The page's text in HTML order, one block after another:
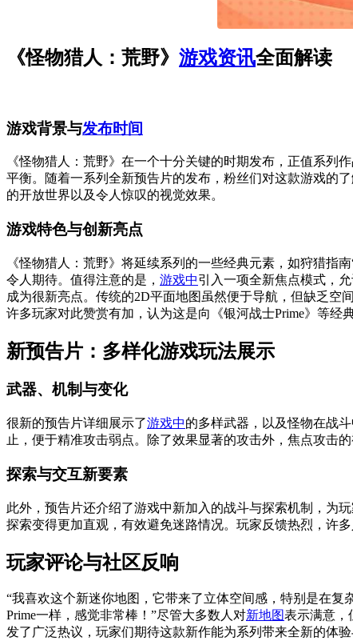
《怪物猎人：荒野》 游戏资讯全面解读
游戏背景与发布时间
《怪物猎人：荒野》在一个十分关键的时期发布，正值系
平衡。随着一系列全新预告片的发布，粉丝们对这款游戏的
的开放世界以及令人惊叹的视觉效果。
游戏特色与创新亮点
《怪物猎人：荒野》将延续系列的一些经典元素，如狩猎指
令人期待。值得注意的是， 游戏中引入一项全新焦点模式，
成为很新亮点。传统的2D平面地图虽然便于导航，但缺乏空
许多玩家对此赞赏有加，认为这是向《银河战士Prime》等经
新预告片：多样化游戏玩法展示
武器、机制与变化
很新的预告片详细展示了游戏中的多样武器，以及怪物在战
止，便于精准攻击弱点。除了效果显著的攻击外，焦点攻击
探索与交互新要素
此外，预告片还介绍了游戏中新加入的战斗与探索机制，为
探索变得更加直观，有效避免迷路情况。玩家反馈热烈，许
玩家评论与社区反响
“我喜欢这个新迷你地图，它带来了立体空间感，特别是在复
Prime一样，感觉非常棒！”尽管大多数人对新地图表示满意，
发了广泛热议，玩家们期待这款新作能为系列带来全新的体验